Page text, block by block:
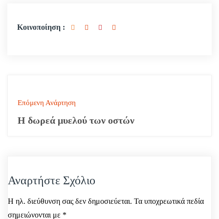
Κοινοποίηση :
λ
η
σ
Επόμενη Ανάρτηση
Η δωρεά μυελού των οστών
Αναρτήστε Σχόλιο
Η ηλ. διεύθυνση σας δεν δημοσιεύεται. Τα υποχρεωτικά πεδία
σημειώνονται με *